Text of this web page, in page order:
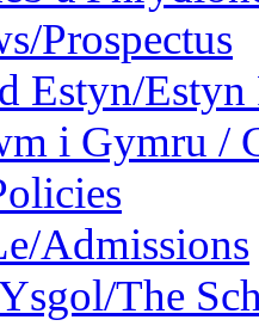
Prospectus
Estyn/Estyn
i Gymru /
Admissions
The